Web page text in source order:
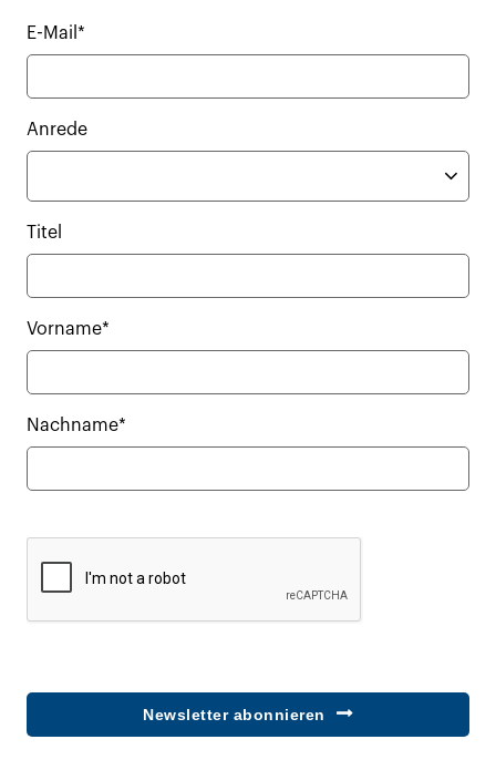
E-Mail*
Anrede
Titel
Vorname*
Nachname*
Newsletter abonnieren